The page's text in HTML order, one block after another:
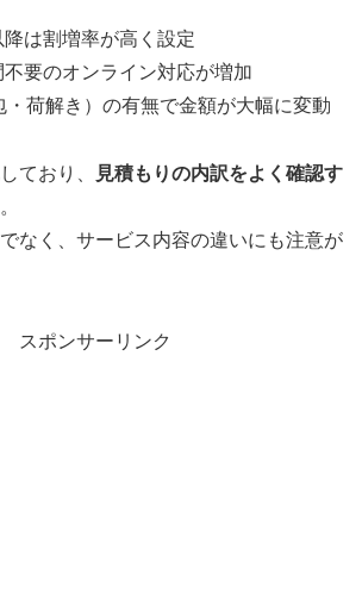
は割増率が高く設定
不要のオンライン対応が増加
荷解き）の有無で金額が大幅に変動
ており、
見積もりの内訳をよく確認す
なく、サービス内容の違いにも注意が
スポンサーリンク